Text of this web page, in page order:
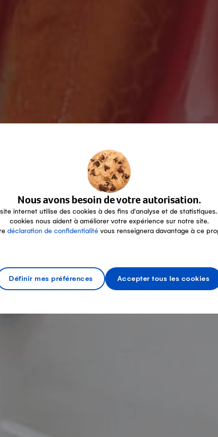
Nous avons besoin de votre autorisation.
internet utilise des cookies à des fins d'analyse et de statistiques.
cookies nous aident à améliorer votre expérience sur notre site.
déclaration de confidentialité vous renseignera davantage à ce
Définir mes préférences Accepter tous les cookies